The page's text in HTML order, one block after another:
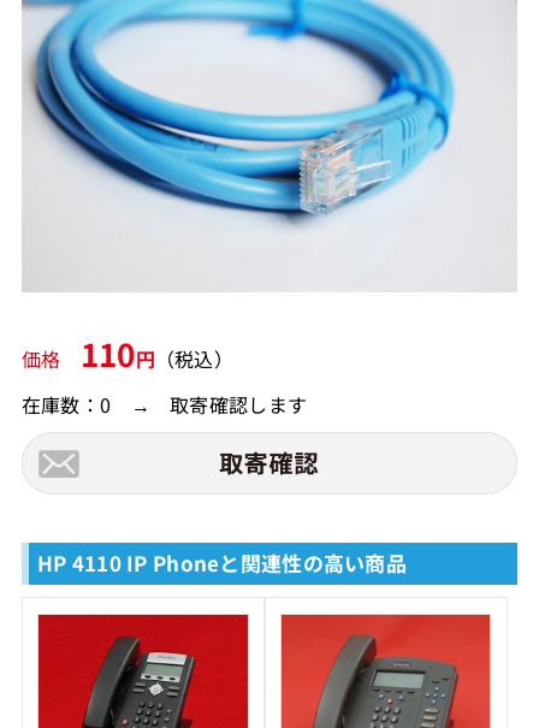
価格 110円 （税込）
在庫数：0 → 取寄確認します
HP 4110 IP Phoneと関連性の高い商品